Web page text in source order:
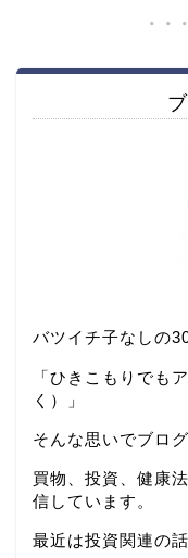
バツイチ子なしの
「ひきこもりでも
く）」
そんな思いでブロ
買物、投資、健康
信しています。
最近は投資関連の